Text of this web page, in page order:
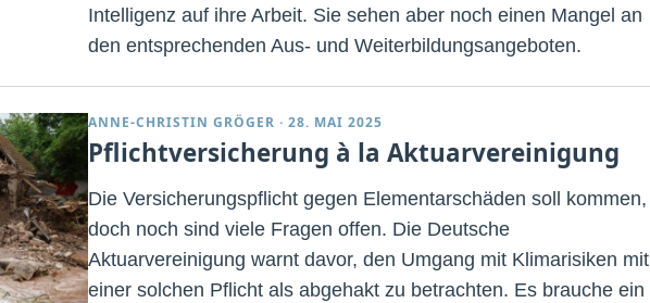
Intelligenz auf ihre Arbeit. Sie sehen aber noch einen Mangel an
den entsprechenden Aus- und Weiterbildungsangeboten.
ANNE-CHRISTIN GRÖGER · 28. MAI 2025
Pflichtversicherung à la Aktuarvereinigung
Die Versicherungspflicht gegen Elementarschäden soll kommen,
doch noch sind viele Fragen offen. Die Deutsche
Aktuarvereinigung warnt davor, den Umgang mit Klimarisiken mit
einer solchen Pflicht als abgehakt zu betrachten. Es brauche ein